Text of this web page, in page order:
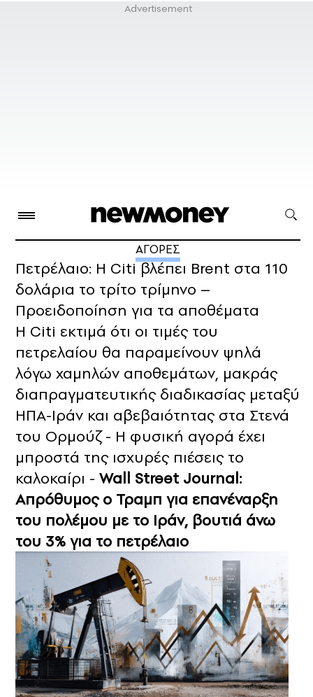
ΑΓΟΡΕΣ
Πετρέλαιο: Η Citi βλέπει Brent στα 110
δολάρια το τρίτο τρίμηνo –
Προειδοποίηση για τα αποθέματα
Η Citi εκτιμά ότι οι τιμές του
πετρελαίου θα παραμείνουν ψηλά
λόγω χαμηλών αποθεμάτων, μακράς
διαπραγματευτικής διαδικασίας μεταξύ
ΗΠΑ-Ιράν και αβεβαιότητας στα Στενά
του Ορμούζ - Η φυσική αγορά έχει
μπροστά της ισχυρές πιέσεις το
καλοκαίρι - Wall Street Journal:
Απρόθυμος ο Τραμπ για επανέναρξη
του πολέμου με το Ιράν, βουτιά άνω
του 3% για το πετρέλαιο